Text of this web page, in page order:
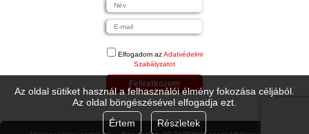
Az oldal sütiket használ a felhasználói élmény fokozása céljából.
Az oldal böngészésével elfogadja ezt.
Értem
Részletek
Elfogadom azAdatvédelmi
Szabályzatot
Feliratkozom